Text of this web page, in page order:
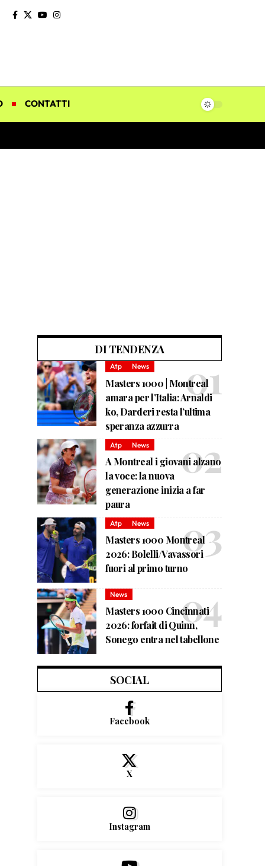
CONTATTI
DI TENDENZA
Atp News
Masters 1000 | Montreal
amara per l’Italia: Arnaldi
ko, Darderi resta l’ultima
speranza azzurra
Atp News
A Montreal i giovani alzano
la voce: la nuova
generazione inizia a far
paura
Atp News
Masters 1000 Montreal
2026: Bolelli/Vavassori
fuori al primo turno
News
Masters 1000 Cincinnati
2026: forfait di Quinn,
Sonego entra nel tabellone
SOCIAL
Facebook
X
Instagram